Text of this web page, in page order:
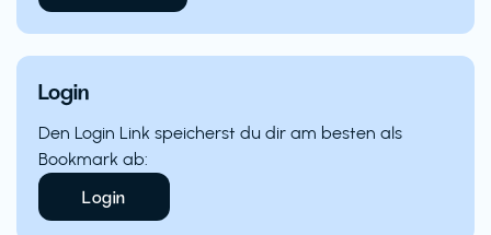
Login
Den Login Link speicherst du dir am besten als
Bookmark ab:
Login